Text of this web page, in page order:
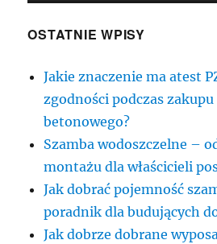
last
minute
OSTATNIE WPISY
Jakie znaczenie ma atest
zgodności podczas
betonowego?
Szamba wodoszczelne –
montażu dla właścicieli
Jak dobrać pojemność
poradnik dla budujących
Jak dobrze dobrane